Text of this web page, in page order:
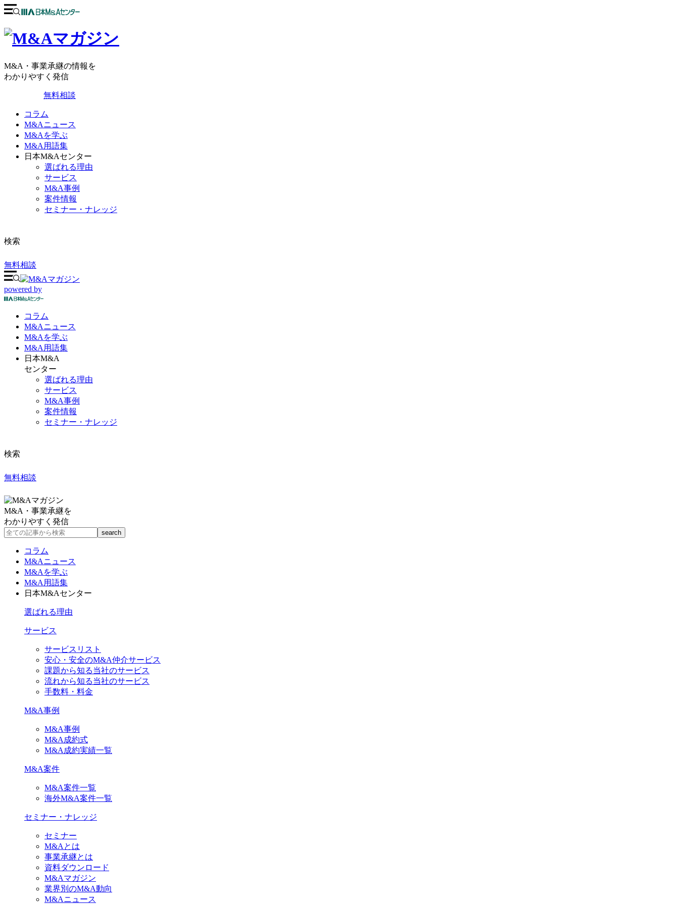
M&A・事業承継の情報を
わかりやすく発信
無料相談
コラム
M&Aニュース
M&Aを学ぶ
M&A用語集
日本M&Aセンター
選ばれる理由
サービス
M&A事例
案件情報
セミナー・ナレッジ
検索
無料相談
powered by
コラム
M&Aニュース
M&Aを学ぶ
M&A 用語集
日本M&A
センター
選ばれる理由
サービス
M&A事例
案件情報
セミナー・ナレッジ
検索
無料相談
M&A・事業承継を
わかりやすく発信
コラム
M&Aニュース
M&Aを学ぶ
M&A用語集
日本M&Aセンター
選ばれる理由
サービス
サービスリスト
安心・安全のM&A仲介サービス
課題から知る当社のサービス
流れから知る当社のサービス
手数料・料金
M&A事例
M&A事例
M&A成約式
M&A成約実績一覧
M&A案件
M&A案件一覧
海外M&A案件一覧
セミナー・ナレッジ
セミナー
M&Aとは
事業承継とは
資料ダウンロード
M&Aマガジン
業界別のM&A動向
M&Aニュース